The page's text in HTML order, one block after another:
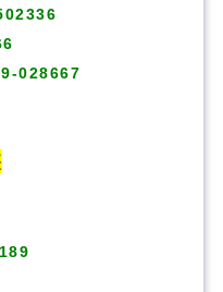
028667